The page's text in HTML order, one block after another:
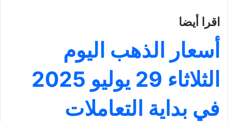
اقرا أيضا
أسعار الذهب اليوم
الثلاثاء 29 يوليو 2025
في بداية التعاملات